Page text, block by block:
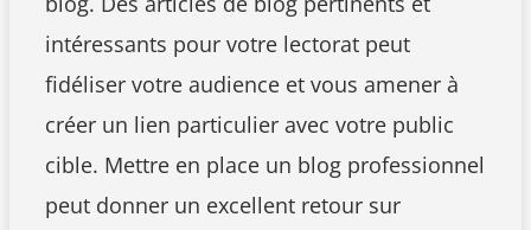
intéressants pour votre lectorat peut
fidéliser votre audience et vous amener à
créer un lien particulier avec votre public
cible. Mettre en place un blog professionnel
peut donner un excellent retour sur